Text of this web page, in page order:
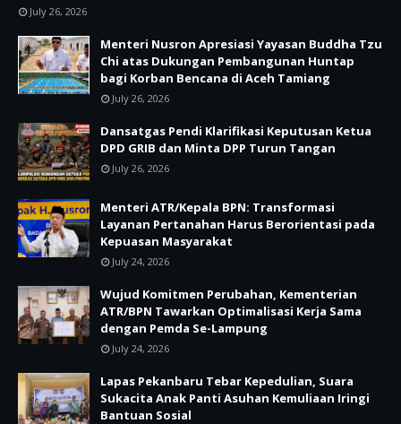
July 26, 2026
Menteri Nusron Apresiasi Yayasan Buddha Tzu
Chi atas Dukungan Pembangunan Huntap
bagi Korban Bencana di Aceh Tamiang
July 26, 2026
Dansatgas Pendi Klarifikasi Keputusan Ketua
DPD GRIB dan Minta DPP Turun Tangan
July 26, 2026
Menteri ATR/Kepala BPN: Transformasi
Layanan Pertanahan Harus Berorientasi pada
Kepuasan Masyarakat
July 24, 2026
Wujud Komitmen Perubahan, Kementerian
ATR/BPN Tawarkan Optimalisasi Kerja Sama
dengan Pemda Se-Lampung
July 24, 2026
Lapas Pekanbaru Tebar Kepedulian, Suara
Sukacita Anak Panti Asuhan Kemuliaan Iringi
Bantuan Sosial